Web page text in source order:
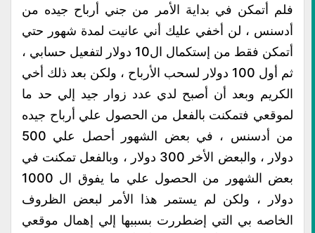
فلم أتمكن في بداية الأمر من جني أرباح جيده من
أدسنس ، لن أخفي عليك أني عانيت لمدة شهور حتي
أتمكن فقط من إستكمال ال10 دولار لتفعيل حسابي ،
ثم أول 100 دولار لسحب الأرباح ، ولكن بعد ذلك أخي
الكريم وبعد أن أصبح لدي عدد زوار جيد إلي حد ما
لموقعي فتمكنت بالفعل من الحصول علي أرباح جيده
من أدسنس ، في بعض الشهور أحصل علي 500
دولار ، والبعض الأخر 300 دولار ، وبالفعل تمكنت في
بعض الشهور من الحصول علي ما يفوق ال 1000
دولار ، ولكن لم يستمر هذا الأمر لبعض الظروف
الخاصه بي التي إضطررت بسببها إلي إهمال موقعي